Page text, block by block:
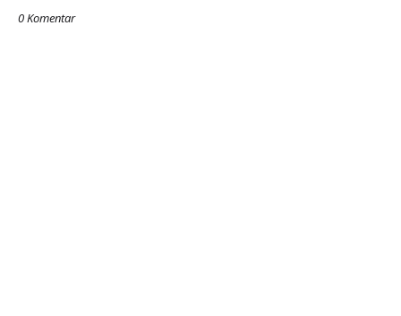
0 Komentar